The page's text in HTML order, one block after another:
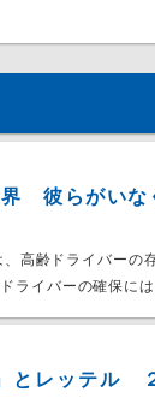
彼らがいな
高齢ドライバーの
ライバーの確保に
とレッテル